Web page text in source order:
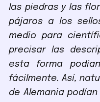
las piedras y las
pájaros a los
medio para
precisar las
esta forma
fácilmente. Así,
de Alemania